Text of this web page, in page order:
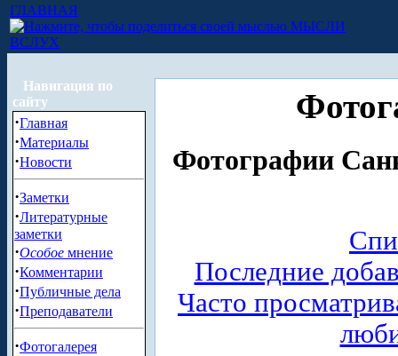
ГЛАВНАЯ
МЫСЛИ
ВСЛУХ
Навигация по
сайту
·Главная
·Материалы
·Новости
·Заметки
·Литературные
заметки
·Особое мнение
·Комментарии
·Публичные дела
·Преподаватели
·Фотогалерея
Фотографии
Последние
Часто